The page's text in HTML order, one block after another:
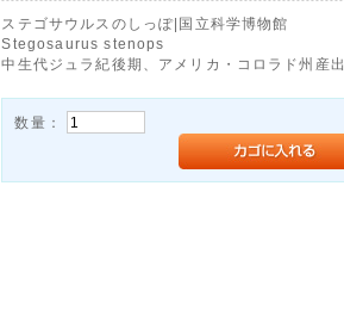
ステゴサウルスのしっぽ|国立科学博物館
Stegosaurus stenops
中生代ジュラ紀後期、アメリカ・コロラド州産出
数量：